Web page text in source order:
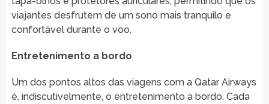
viajantes desfrutem de um sono mais tranquilo e
confortável durante o voo.
Entretenimento a bordo
Um dos pontos altos das viagens com a Qatar Airways
é, indiscutivelmente, o entretenimento a bordo. Cada